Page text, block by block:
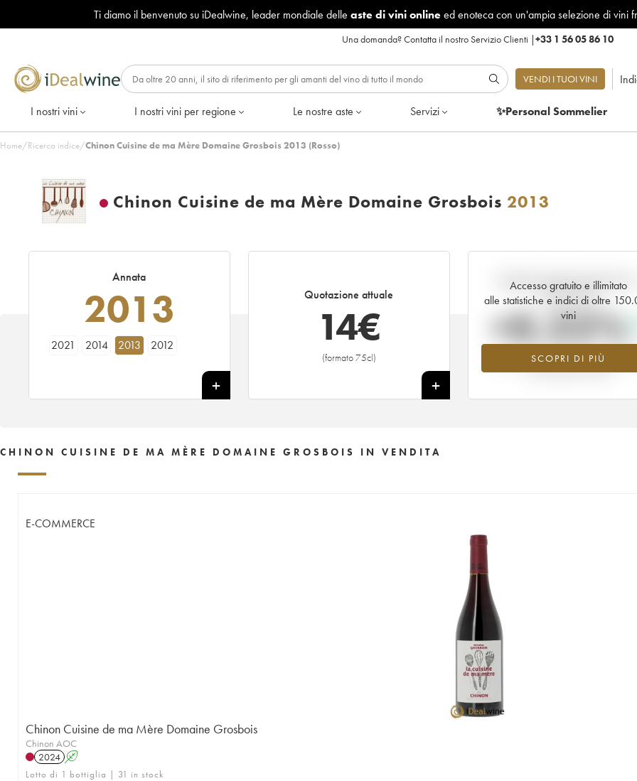
Ti diamo il benvenuto su iDealwine, leader mondiale delle aste di vini onlineed enoteca con un'ampia selezione di vini
Una domanda?Contatta il nostro Servizio Clienti |+33 1 56 05 86 10
VENDI I TUOI VINI
I nostri vini I nostri vini per regione Le nostre aste Servizi ✨Personal Sommelier
Home/Ricerca indice/Chinon Cuisine de ma Mère Domaine Grosbois 2013 (Rosso)
Chinon Cuisine de ma Mère Domaine Grosbois 2013
Annata
2013
2021 2014 2013 2012
Quotazione attuale
14€
(formato 75cl)
+
Accesso gratuito e illimitato
alle statistiche e indici di oltre
vini
SCOPRI DI PIÙ
Andamento della quotazione
tempo reale
+0.22%
Valore in aumento per l'annata 2013
2026 rispetto al 2025
CHINON CUISINE DE MA MÈRE DOMAINE GROSBOIS IN VENDITA
E-COMMERCE
Chinon Cuisine de ma Mère Domaine Grosbois
Chinon AOC
2024 A
Lotto di 1 bottiglia | 31 in stock